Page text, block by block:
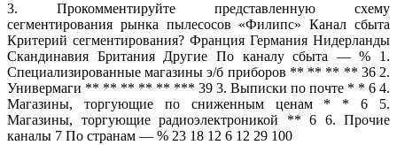
3. Прокомментируйте представленную схему
сегментирования рынка пылесосов «Филипс» Канал сбыта
Критерий сегментирования? Франция Германия Нидерланды
Скандинавия Британия Другие По каналу сбыта — % 1.
Специализированные магазины э/б приборов ** ** ** ** 36 2.
Универмаги ** ** ** ** ** *** 39 3. Выписки по почте * * 6 4.
Магазины, торгующие по сниженным ценам * * 6 5.
Магазины, торгующие радиоэлектроникой ** 6 6. Прочие
каналы 7 По странам — % 23 18 12 6 12 29 100